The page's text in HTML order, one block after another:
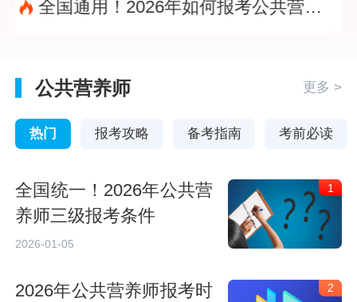
全国通用！2026年如何报考公共营养师？报考条件是什么？?
公共营养师 更多 >
热门 报考攻略 备考指南 考前必读
全国统一！2026年公共营
养师三级报考条件
2026-01-05
1
2026年公共营养师报考时
2